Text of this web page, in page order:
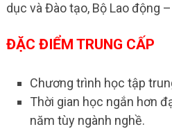
dục và Đào tạo, Bộ Lao động
ĐẶC ĐIỂM TRUNG CẤP
Chương trình học tập
Thời gian học ngắn hơn
năm tùy ngành nghề.